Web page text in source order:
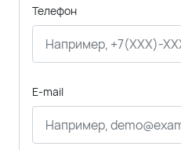
Телефон
E-mail